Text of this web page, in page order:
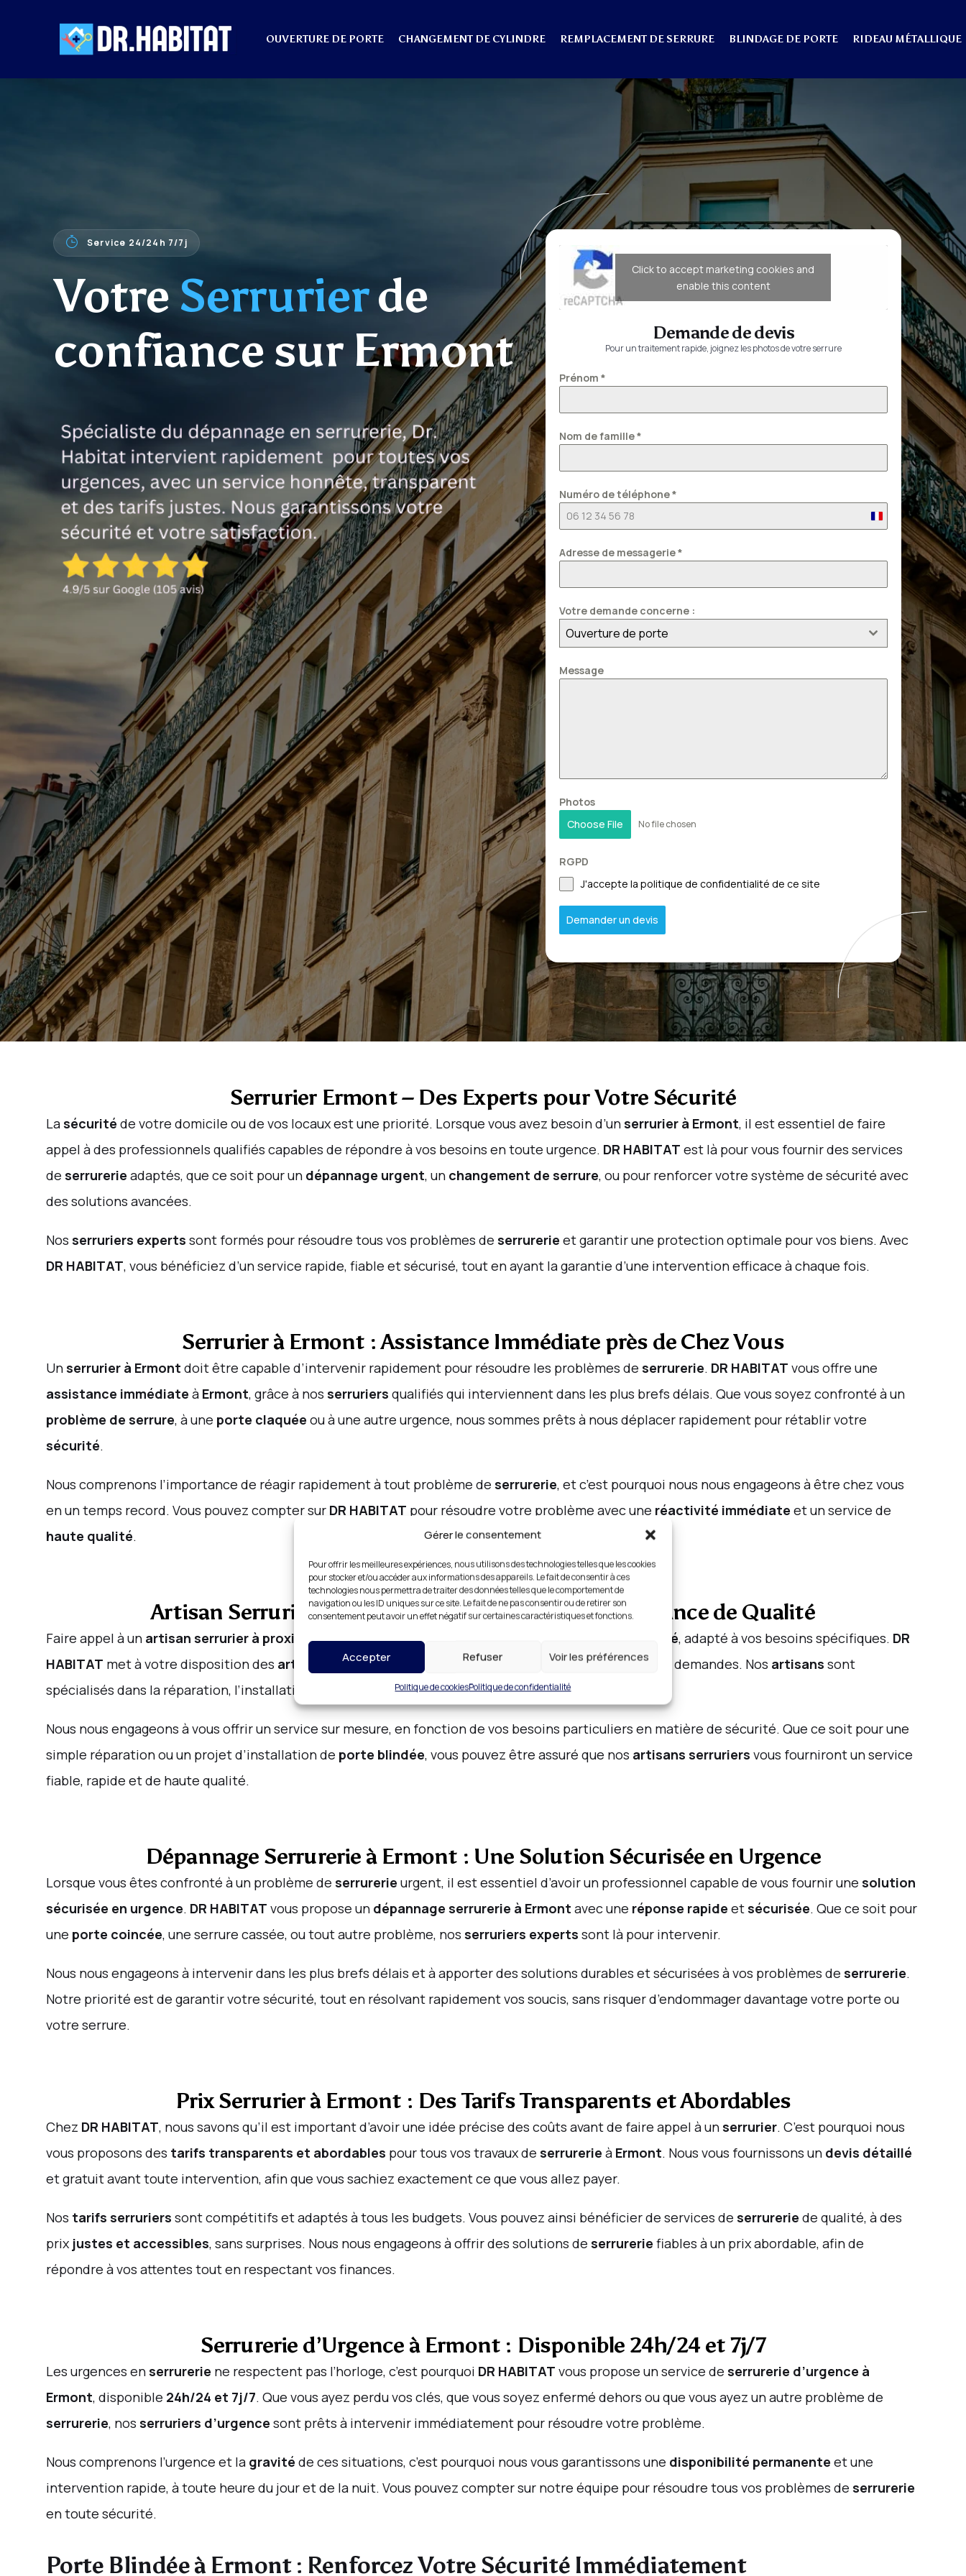
Gérer le consentement
Pour offrir les meilleures expériences, nous utilisons des technologies telles que les cookies
pour stocker et/ou accéder aux informations des appareils. Le fait de consentir à ces
technologies nous permettra de traiter des données telles que le comportement de
navigation ou les ID uniques sur ce site. Le fait de ne pas consentir ou de retirer son
consentement peut avoir un effet négatif sur certaines caractéristiques et fonctions.
Accepter Refuser Voir les préférences
Politique de cookiesPolitique de confidentialité
OUVERTURE DE PORTE CHANGEMENT DE CYLINDRE REMPLACEMENT DE SERRURE BLINDAGE DE PORTE RIDEAU MÉTALLIQUE
Service 24/24h 7/7j
Votre Serrurierde
confiance sur Ermont
Click to accept marketing cookies and
enable this content
Demande de devis
Pour un traitement rapide, joignez les photos de votre serrure
Prénom *
Nom de famille*
Numéro de téléphone*
France
Adresse de messagerie*
Votre demande concerne :
Ouverture de porte
Message
Photos
Choose File
No file chosen
RGPD
J'accepte la politique de confidentialité de ce site
Demander un devis
Serrurier Ermont – Des Experts pour Votre Sécurité
La sécurité de votre domicile ou de vos locaux est une priorité. Lorsque vous avez besoin d’un serrurier à Ermont, il est essentiel de faire
appel à des professionnels qualifiés capables de répondre à vos besoins en toute urgence. DR HABITAT est là pour vous fournir des services
de serrurerie adaptés, que ce soit pour un dépannage urgent, un changement de serrure, ou pour renforcer votre système de sécurité avec
des solutions avancées.
Nos serruriers experts sont formés pour résoudre tous vos problèmes de serrurerie et garantir une protection optimale pour vos biens. Avec
DR HABITAT, vous bénéficiez d’un service rapide, fiable et sécurisé, tout en ayant la garantie d’une intervention efficace à chaque fois.
Serrurier à Ermont : Assistance Immédiate près de Chez Vous
Un serrurier à Ermont doit être capable d’intervenir rapidement pour résoudre les problèmes de serrurerie. DR HABITAT vous offre une
assistance immédiate à Ermont, grâce à nos serruriers qualifiés qui interviennent dans les plus brefs délais. Que vous soyez confronté à un
problème de serrure, à une porte claquée ou à une autre urgence, nous sommes prêts à nous déplacer rapidement pour rétablir votre
sécurité.
Nous comprenons l’importance de réagir rapidement à tout problème de serrurerie, et c’est pourquoi nous nous engageons à être chez vous
en un temps record. Vous pouvez compter sur DR HABITAT pour résoudre votre problème avec une réactivité immédiate et un service de
haute qualité.
Artisan Serrurier à Proximité de Ermont : Une Assistance de Qualité
Faire appel à un artisan serrurier à proximité d’Ermontvous assure un service de serrurerie de qualité, adapté à vos besoins spécifiques. DR
HABITAT met à votre disposition des artisans serruriers expérimentés, prêts à répondre à toutes vos demandes. Nos artisans sont
spécialisés dans la réparation, l’installation de
, et l’amélioration de la sécurité de vos accès.
Nous nous engageons à vous offrir un service sur mesure, en fonction de vos besoins particuliers en matière de sécurité. Que ce soit pour une
simple réparation ou un projet d’installation de porte blindée, vous pouvez être assuré que nos artisans serruriers vous fourniront un service
fiable, rapide et de haute qualité.
Dépannage Serrurerie à Ermont : Une Solution Sécurisée en Urgence
Lorsque vous êtes confronté à un problème de serrurerie urgent, il est essentiel d’avoir un professionnel capable de vous fournir une solution
sécurisée en urgence. DR HABITAT vous propose un dépannage serrurerie à Ermont avec une réponse rapide et sécurisée. Que ce soit pour
une porte coincée, une serrure cassée, ou tout autre problème, nos serruriers experts sont là pour intervenir.
Nous nous engageons à intervenir dans les plus brefs délais et à apporter des solutions durables et sécurisées à vos problèmes de serrurerie.
Notre priorité est de garantir votre sécurité, tout en résolvant rapidement vos soucis, sans risquer d’endommager davantage votre porte ou
votre serrure.
Prix Serrurier à Ermont : Des Tarifs Transparents et Abordables
Chez DR HABITAT, nous savons qu’il est important d’avoir une idée précise des coûts avant de faire appel à un serrurier. C’est pourquoi nous
vous proposons des tarifs transparents et abordables pour tous vos travaux de serrurerie à Ermont. Nous vous fournissons un devis détaillé
et gratuit avant toute intervention, afin que vous sachiez exactement ce que vous allez payer.
Nos tarifs serruriers sont compétitifs et adaptés à tous les budgets. Vous pouvez ainsi bénéficier de services de serrurerie de qualité, à des
prix justes et accessibles, sans surprises. Nous nous engageons à offrir des solutions de serrurerie fiables à un prix abordable, afin de
répondre à vos attentes tout en respectant vos finances.
Serrurerie d’Urgence à Ermont : Disponible 24h/24 et 7j/7
Les urgences en serrurerie ne respectent pas l’horloge, c’est pourquoi DR HABITAT vous propose un service de serrurerie d’urgence à
Ermont, disponible 24h/24 et 7j/7. Que vous ayez perdu vos clés, que vous soyez enfermé dehors ou que vous ayez un autre problème de
serrurerie, nos serruriers d’urgence sont prêts à intervenir immédiatement pour résoudre votre problème.
Nous comprenons l’urgence et la gravité de ces situations, c’est pourquoi nous vous garantissons une disponibilité permanente et une
intervention rapide, à toute heure du jour et de la nuit. Vous pouvez compter sur notre équipe pour résoudre tous vos problèmes de serrurerie
en toute sécurité.
Porte Blindée à Ermont : Renforcez Votre Sécurité Immédiatement